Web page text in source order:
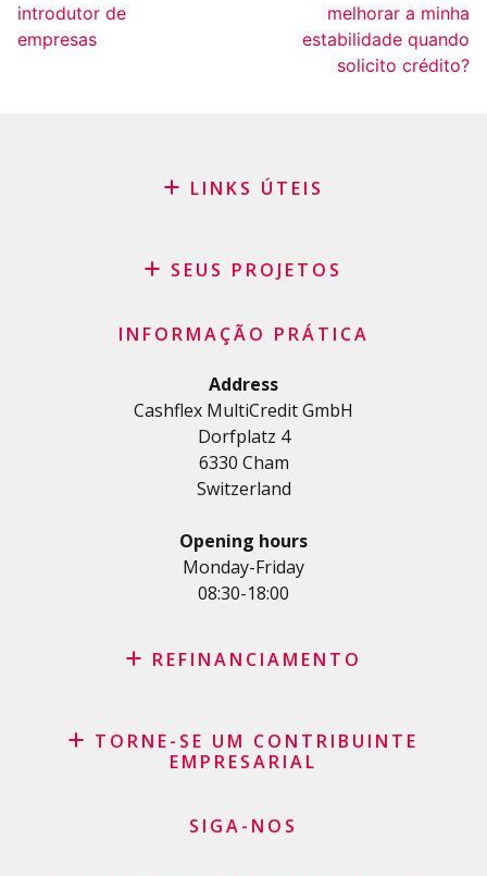
introdutor de
empresas
melhorar a minha
estabilidade quando
solicito crédito?
LINKS ÚTEIS
Pedido de patrocínio
Termos e condições gerais
SEUS PROJETOS
Crédito
Crédito pessoal
Crédito habitação
Crédito automóvel
Crédito para estudos e formações
Empréstimo médico
Créditos diversos
Crédito para empresas
Cartão de crédito
INFORMAÇÃO PRÁTICA
Address
Cashflex MultiCredit GmbH
Dorfplatz 4
6330 Cham
Switzerland
Opening hours
Monday-Friday
08:30-18:00
REFINANCIAMENTO
Recompra de leasing
Agrupamento de créditos
Pedido de Cartão de Crédito
TORNE-SE UM CONTRIBUINTE
EMPRESARIAL
SIGA-NOS